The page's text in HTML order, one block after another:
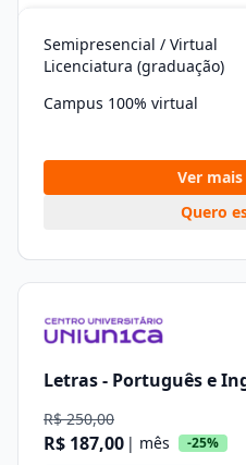
Semipresencial / Virtual
Licenciatura (graduação)
Campus 100% virtual
Ver
Quero
Letras - Português e
R$ 250,00
R$ 187,00 | mês -25%